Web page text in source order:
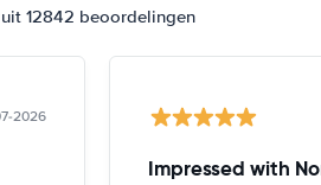
12842 beoordelingen
2026
Impressed with